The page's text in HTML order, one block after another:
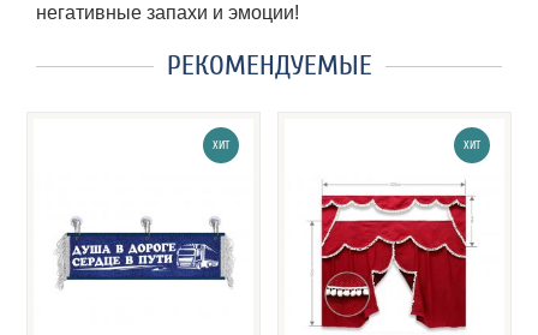
негативные запахи и эмоции!
РЕКОМЕНДУЕМЫЕ
ХИТ ХИТ